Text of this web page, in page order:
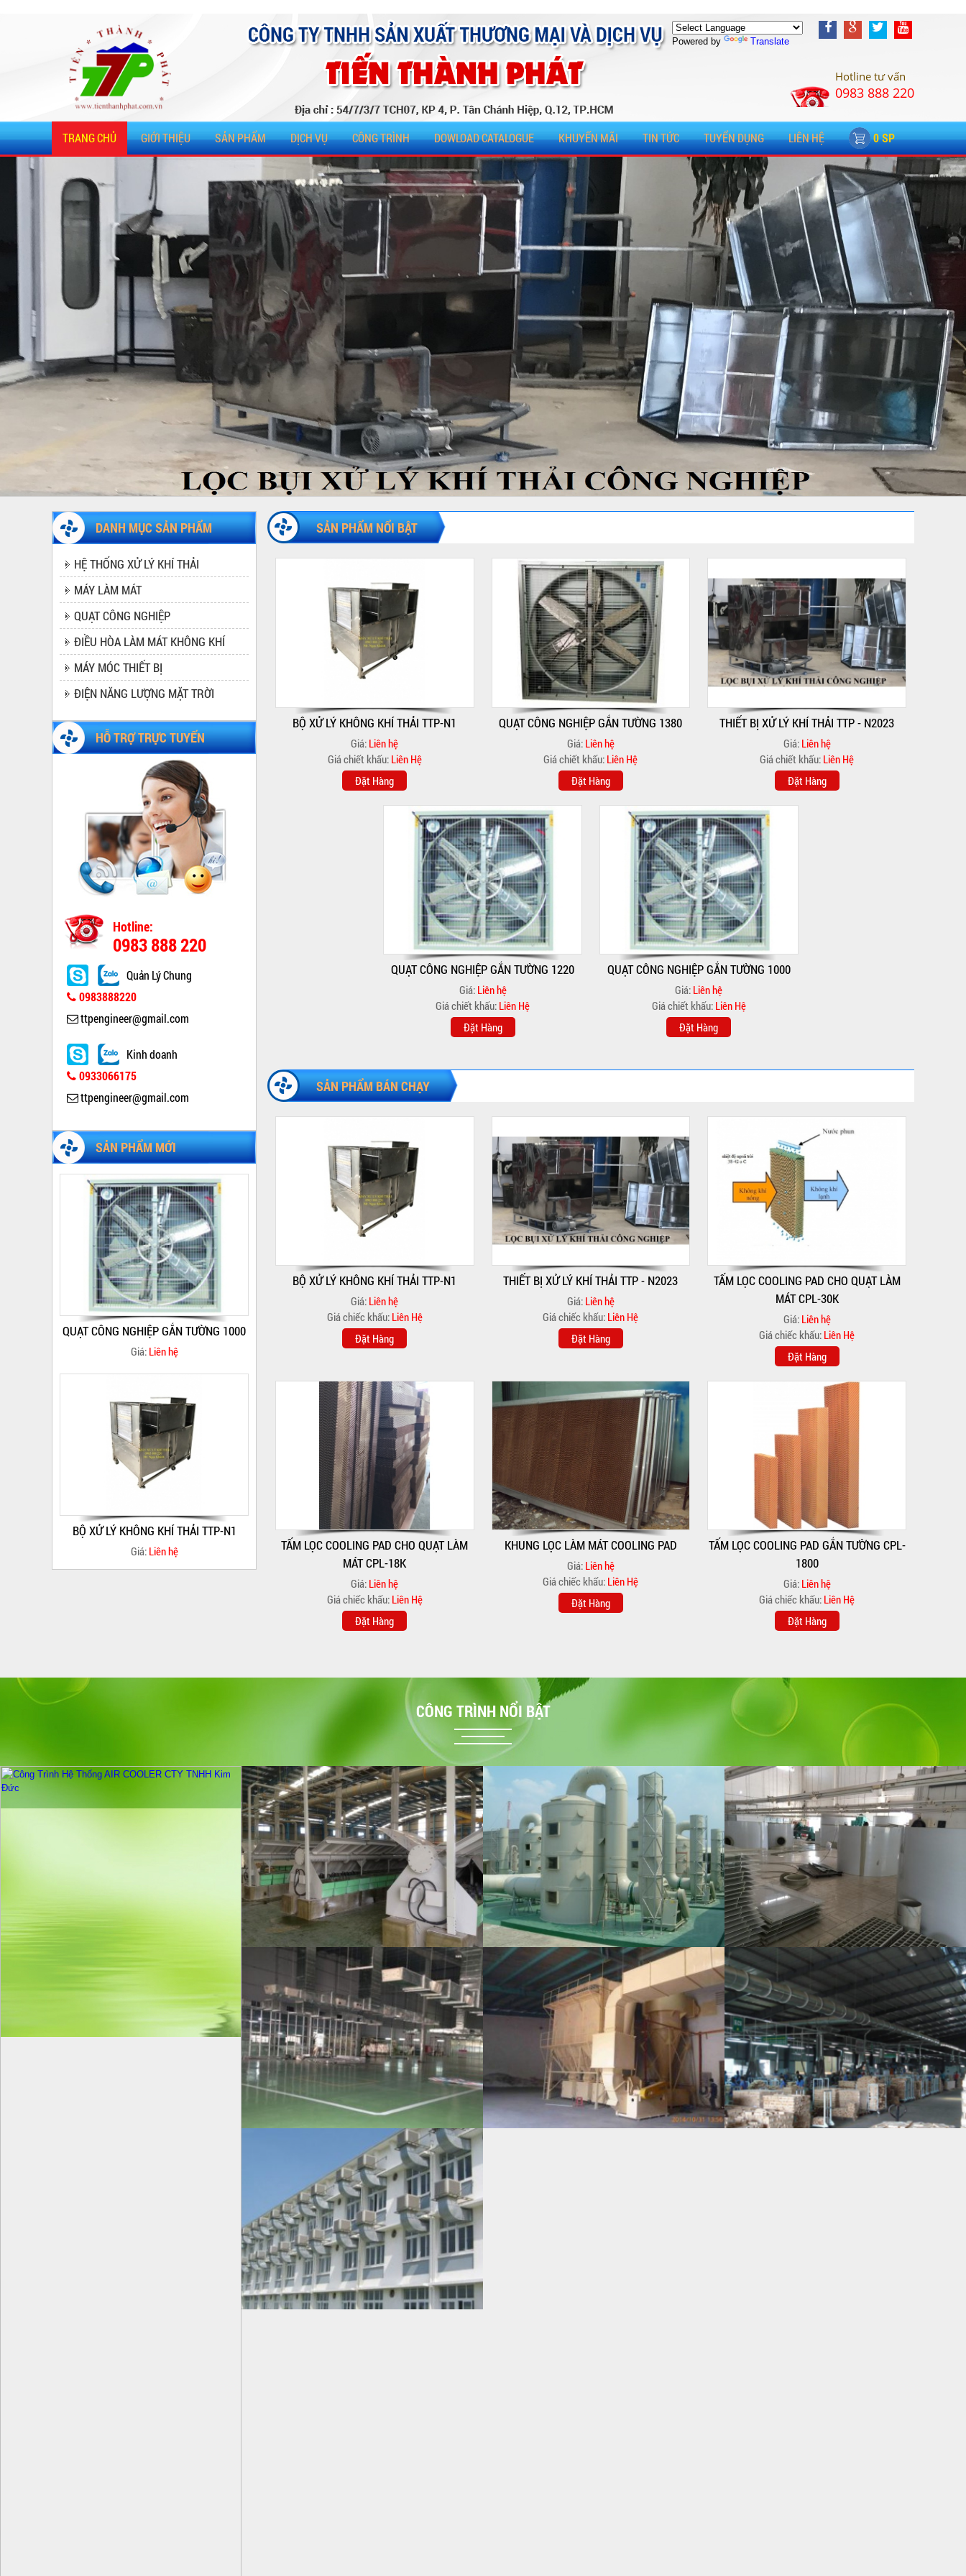
Hotline tư vấn
0983 888 220
Powered by Translate
TRANG CHỦ GIỚI THIỆU SẢN PHẨM DỊCH VỤ CÔNG TRÌNH DOWLOAD CATALOGUE KHUYẾN MÃI TIN TỨC TUYỂN DỤNG LIÊN HỆ 0 SP
DANH MỤC SẢN PHẨM
HỆ THỐNG XỬ LÝ KHÍ THẢI
MÁY LÀM MÁT
MÁY LÀM MÁT CÔNG NGHIỆP
QUẠT CÔNG NGHIỆP
ĐIỀU HÒA LÀM MÁT KHÔNG KHÍ
MÁY MÓC THIẾT BỊ
ĐIỆN NĂNG LƯỢNG MẶT TRỜI
HỖ TRỢ TRỰC TUYẾN
Hotline:
0983 888 220
Quản Lý Chung
0983888220
ttpengineer@gmail.com
Kinh doanh
0933066175
ttpengineer@gmail.com
SẢN PHẨM MỚI
QUẠT CÔNG NGHIỆP GẮN TƯỜNG 1220
Giá: Liên hệ
QUẠT CÔNG NGHIỆP GẮN TƯỜNG 1000
Giá:Liên hệ
BỘ XỬ LÝ KHÔNG KHÍ THẢI TTP-N1
Giá: Liên hệ
QUẠT CÔNG NGHIỆP GẮN TƯỜNG 1380
Giá: Liên hệ
QUẠT CÔNG NGHIỆP GẮN TƯỜNG 1220
QUẠT CÔNG NGHIỆP GẮN TƯỜNG 1000
SẢN PHẨM NỔI BẬT
BỘ XỬ LÝ KHÔNG KHÍ THẢI TTP-N1
Giá: Liên hệ
Giá chiết khấu: Liên Hệ
Đặt Hàng
QUẠT CÔNG NGHIỆP GẮN TƯỜNG 1380
Giá: Liên hệ
Giá chiết khấu: Liên Hệ
Đặt Hàng
THIẾT BỊ XỬ LÝ KHÍ THẢI TTP - N2023
Giá: Liên hệ
Giá chiết khấu: Liên Hệ
Đặt Hàng
QUẠT CÔNG NGHIỆP GẮN TƯỜNG 1220
Giá: Liên hệ
Giá chiết khấu: Liên Hệ
Đặt Hàng
QUẠT CÔNG NGHIỆP GẮN TƯỜNG 1000
Giá: Liên hệ
Giá chiết khấu: Liên Hệ
Đặt Hàng
SẢN PHẨM BÁN CHẠY
BỘ XỬ LÝ KHÔNG KHÍ THẢI TTP-N1
Giá: Liên hệ
Giá chiếc khấu: Liên Hệ
Đặt Hàng
THIẾT BỊ XỬ LÝ KHÍ THẢI TTP - N2023
Giá: Liên hệ
Giá chiếc khấu: Liên Hệ
Đặt Hàng
TẤM LỌC COOLING PAD CHO QUẠT LÀM
MÁT CPL-30K
Giá: Liên hệ
Giá chiếc khấu: Liên Hệ
Đặt Hàng
TẤM LỌC COOLING PAD CHO QUẠT LÀM
MÁT CPL-18K
Giá: Liên hệ
Giá chiếc khấu: Liên Hệ
Đặt Hàng
KHUNG LỌC LÀM MÁT COOLING PAD
Giá: Liên hệ
Giá chiếc khấu: Liên Hệ
Đặt Hàng
TẤM LỌC COOLING PAD GẮN TƯỜNG CPL-
1800
Giá: Liên hệ
Giá chiếc khấu: Liên Hệ
Đặt Hàng
CÔNG TRÌNH NỔI BẬT